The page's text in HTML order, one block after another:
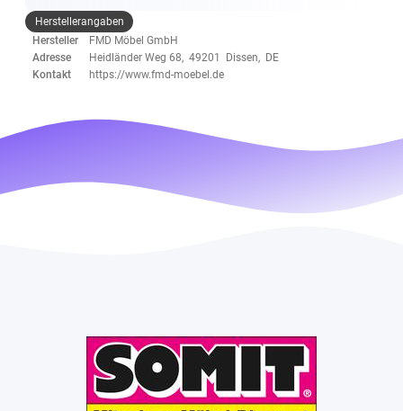
Herstellerangaben
Hersteller
FMD Möbel GmbH
Adresse
Heidländer Weg 68, 49201 Dissen, DE
Kontakt
https://www.fmd-moebel.de